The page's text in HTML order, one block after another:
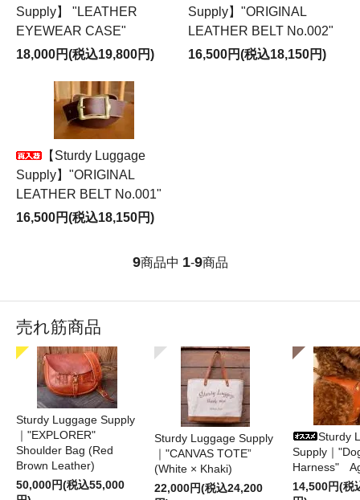
Supply】 "LEATHER
EYEWEAR CASE"
18,000円(税込19,800円)
Supply】"ORIGINAL
LEATHER BELT No.002"
16,500円(税込18,150円)
【Sturdy Luggage
Supply】"ORIGINAL
LEATHER BELT No.001"
16,500円(税込18,150円)
9商品中 1-9商品
売れ筋商品
Sturdy Luggage Supply
｜"EXPLORER"
Shoulder Bag (Red
Brown Leather)
50,000円(税込55,000
Sturdy Luggage Supply
｜"CANVAS TOTE”
(White × Khaki)
22,000円(税込24,200
Sturdy
Supply｜
Harness"
14,500円(税